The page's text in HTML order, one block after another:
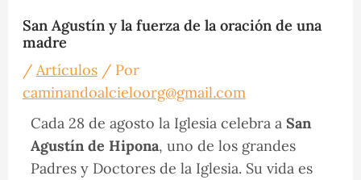
San Agustín y la fuerza de la oración de una
madre
/ Artículos/ Por
caminandoalcieloorg@gmail.com
Cada 28 de agosto la Iglesia celebra a San
Agustín de Hipona, uno de los grandes
Padres y Doctores de la Iglesia. Su vida es